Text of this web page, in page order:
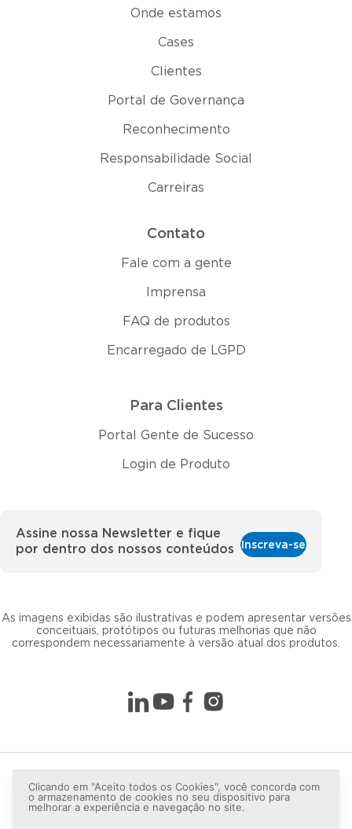
Onde estamos
Cases
Clientes
Portal de Governança
Reconhecimento
Responsabilidade Social
Carreiras
Contato
Fale com a gente
Imprensa
FAQ de produtos
Encarregado de LGPD
Para Clientes
Portal Gente de Sucesso
Login de Produto
As imagens exibidas são ilustrativas e podem apresentar versões
conceituais, protótipos ou futuras melhorias que não
correspondem necessariamente à versão atual dos produtos.
Assine nossa Newsletter e fique
por dentro dos nossos conteúdos
Inscreva-se
Clicando em "Aceito todos os Cookies", você concorda com
o armazenamento de cookies no seu dispositivo para
melhorar a experiência e navegação no site.